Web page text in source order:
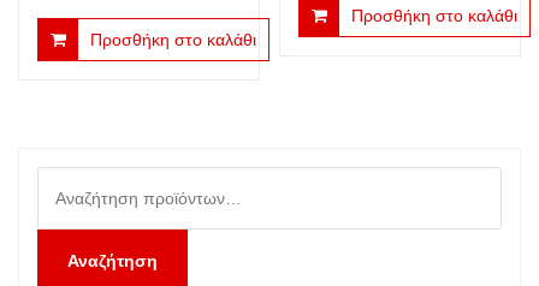
price
was:
τρέχουσα
τιμή
Προσθήκη στο καλάθι
Προσθήκη στο καλάθι
για:
Αναζήτηση